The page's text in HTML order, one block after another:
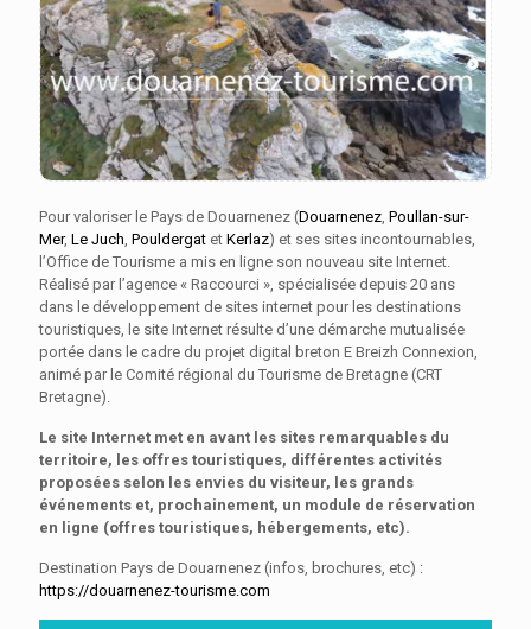
Pour valoriser le Pays de Douarnenez (Douarnenez Poullan-sur-
Mer, Le Juch Pouldergat et Kerlaz) et ses sites incontournables,
l’Office de Tourisme a mis en ligne son nouveau site Internet.
Réalisé par l’agence « Raccourci », spécialisée depuis 20 ans
dans le développement de sites internet pour les destinations
touristiques, le site Internet résulte d’une démarche mutualisée
portée dans le cadre du projet digital breton E Breizh Connexion,
animé par le Comité régional du Tourisme de Bretagne (CRT
Bretagne).
Le site Internet met en avant les sites remarquables du
territoire, les offres touristiques, différentes activités
proposées selon les envies du visiteur, les grands
événements et, prochainement, un module de réservation
en ligne (offres touristiques, hébergements, etc).
Destination Pays de Douarnenez (infos, brochures, etc) :
https://douarnenez-tourisme.com